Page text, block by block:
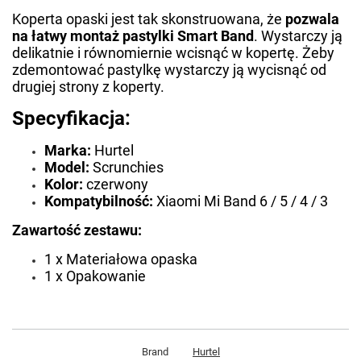
Koperta opaski jest tak skonstruowana, że pozwala
na łatwy montaż pastylki Smart Band. Wystarczy ją
delikatnie i równomiernie wcisnąć w kopertę. Żeby
zdemontować pastylkę wystarczy ją wycisnąć od
drugiej strony z koperty.
Specyfikacja:
Marka: Hurtel
Model: Scrunchies
Kolor: czerwony
Kompatybilność: Xiaomi Mi Band 6 / 5 / 4 / 3
Zawartość zestawu:
1 x Materiałowa opaska
1 x Opakowanie
Brand Hurtel